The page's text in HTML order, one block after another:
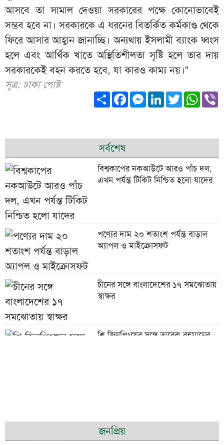
আসবে তা সামাল দেওয়া সরকারের পক্ষে কোনোভাবেই
সম্ভব হবে না। সরকারকে এ ধরনের বিতর্কিত কর্মকাণ্ড থেকে
ফিরে আসার আহ্বান জানাচ্ছি। অন্যথায় ইসলামী ব্যাংক ধ্বংস
হলে এবং আর্থিক খাতে অস্থিতিশীলতা সৃষ্টি হলে তার দায়
সরকারকেই বহন করতে হবে, যা কারও কাম্য নয়।”
সূত্র: ঢাকা পোষ্ট
ShareFacebook
Messenger
LinkedIn
Twitter
সর্বশেষ
বিশ্বকাপের নকআউটে আরও পাঁচ দল,
এখন পর্যন্ত টিকিট নিশ্চিত হলো যাদের
পণ্যের দাম ২০ শতাংশ পর্যন্ত বাড়াল
অ্যাপল ও মাইক্রোসফট
চীনের সঙ্গে বাংলাদেশের ১৭ সমঝোতায়
স্বাক্ষর
শি জিনপিংয়ের সঙ্গে তারেক রহমানের
চট্টগ্রামে মসজিদে চুরি হওয়া পৌনে ২
লাখ টাকাসহ আটক ২
জনপ্রিয়